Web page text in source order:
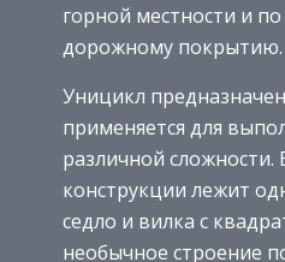
горной местности и по
дорожному покрытию.
Уницикл
применяется для
различной сложности.
конструкции лежит
седло и вилка с
необычное строение